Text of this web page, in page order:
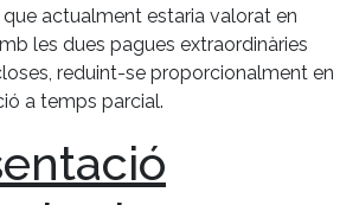
que actualment estaria valorat en
les dues pagues extraordinàries
reduint-se proporcionalment en
a temps parcial.